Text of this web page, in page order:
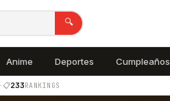
🔍
Anime Deportes Cumpleaños
·📋233RANKINGS